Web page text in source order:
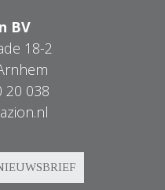
BV
18-2
20 038